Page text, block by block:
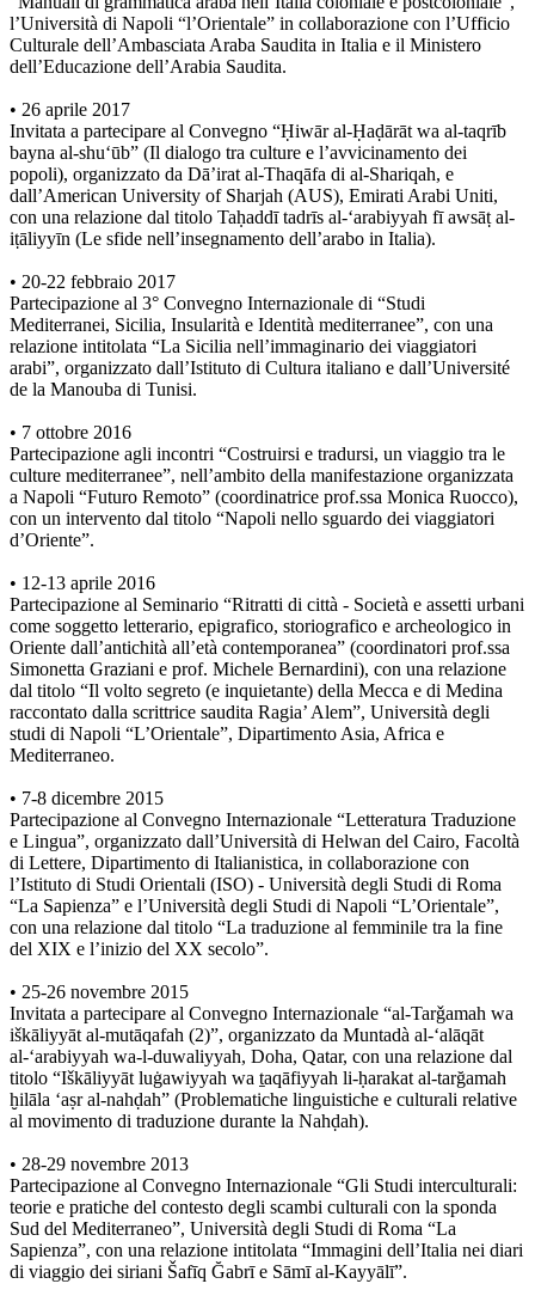
l’Università di Napoli “l’Orientale” in collaborazione con l’Ufficio
Culturale dell’Ambasciata Araba Saudita in Italia e il Ministero
dell’Educazione dell’Arabia Saudita.
• 26 aprile 2017
Invitata a partecipare al Convegno “Ḥiwār al-Ḥaḍārāt wa al-taqrīb
bayna al-shu‘ūb” (Il dialogo tra culture e l’avvicinamento dei
popoli), organizzato da Dā’irat al-Thaqāfa di al-Shariqah, e
dall’American University of Sharjah (AUS), Emirati Arabi Uniti,
con una relazione dal titolo Taḥaddī tadrīs al-‘arabiyyah fī awsāṭ al-
iṭāliyyīn (Le sfide nell’insegnamento dell’arabo in Italia).
• 20-22 febbraio 2017
Partecipazione al 3° Convegno Internazionale di “Studi
Mediterranei, Sicilia, Insularità e Identità mediterranee”, con una
relazione intitolata “La Sicilia nell’immaginario dei viaggiatori
arabi”, organizzato dall’Istituto di Cultura italiano e dall’Université
de la Manouba di Tunisi.
• 7 ottobre 2016
Partecipazione agli incontri “Costruirsi e tradursi, un viaggio tra le
culture mediterranee”, nell’ambito della manifestazione organizzata
a Napoli “Futuro Remoto” (coordinatrice prof.ssa Monica Ruocco),
con un intervento dal titolo “Napoli nello sguardo dei viaggiatori
d’Oriente”.
• 12-13 aprile 2016
Partecipazione al Seminario “Ritratti di città - Società e assetti urbani
come soggetto letterario, epigrafico, storiografico e archeologico in
Oriente dall’antichità all’età contemporanea” (coordinatori prof.ssa
Simonetta Graziani e prof. Michele Bernardini), con una relazione
dal titolo “Il volto segreto (e inquietante) della Mecca e di Medina
raccontato dalla scrittrice saudita Ragia’ Alem”, Università degli
studi di Napoli “L’Orientale”, Dipartimento Asia, Africa e
Mediterraneo.
• 7-8 dicembre 2015
Partecipazione al Convegno Internazionale “Letteratura Traduzione
e Lingua”, organizzato dall’Università di Helwan del Cairo, Facoltà
di Lettere, Dipartimento di Italianistica, in collaborazione con
l’Istituto di Studi Orientali (ISO) - Università degli Studi di Roma
“La Sapienza” e l’Università degli Studi di Napoli “L’Orientale”,
con una relazione dal titolo “La traduzione al femminile tra la fine
del XIX e l’inizio del XX secolo”.
• 25-26 novembre 2015
Invitata a partecipare al Convegno Internazionale “al-Tarǧamah wa
iškāliyyāt al-mutāqafah (2)”, organizzato da Muntadà al-‘alāqāt
al-‘arabiyyah wa-l-duwaliyyah, Doha, Qatar, con una relazione dal
titolo “Iškāliyyāt luġawiyyah wa ṯaqāfiyyah li-ḥarakat al-tarğamah
ḫilāla ‘aṣr al-nahḍah” (Problematiche linguistiche e culturali relative
al movimento di traduzione durante la Nahḍah).
• 28-29 novembre 2013
Partecipazione al Convegno Internazionale “Gli Studi interculturali:
teorie e pratiche del contesto degli scambi culturali con la sponda
Sud del Mediterraneo”, Università degli Studi di Roma “La
Sapienza”, con una relazione intitolata “Immagini dell’Italia nei diari
di viaggio dei siriani Šafīq Ğabrī e Sāmī al-Kayyālī”.